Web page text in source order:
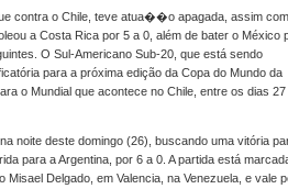
contra o Chile, teve atua��o apagada, assim
a Costa Rica por 5 a 0, além de bater o México
O Sul-Americano Sub-20, que está sendo
para a próxima edição da Copa do Mundo da
o Mundial que acontece no Chile, entre os dias 27
noite deste domingo (26), buscando uma vitória
para a Argentina, por 6 a 0. A partida está
Delgado, em Valencia, na Venezuela, e vale